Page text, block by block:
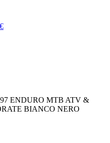
€
ENDURO MTB ATV &
BIANCO NERO